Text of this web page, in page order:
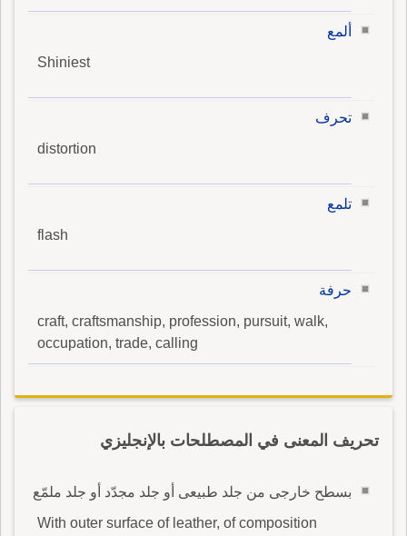
ألمع
Shiniest
تحرف
distortion
تلمع
flash
حرفة
craft, craftsmanship, profession, pursuit, walk,
occupation, trade, calling
تحريف المعنى في المصطلحات بالإنجليزي
بسطح خارجى من جلد طبيعى أو جلد مجدّد أو جلد ملمّع
With outer surface of leather, of composition